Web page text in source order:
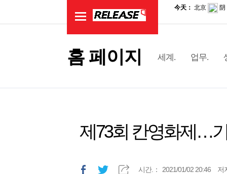
홈 페이지 세계. 업무.
제73회 칸영화제…
시간.： 2021/01/02 20:46 저